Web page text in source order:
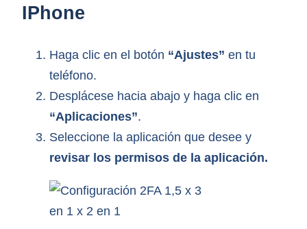
IPhone
Haga clic en el botón “Ajustes” en tu
teléfono.
Desplácese hacia abajo y haga clic en
“Aplicaciones”.
Seleccione la aplicación que desee y
revisar los permisos de la aplicación.